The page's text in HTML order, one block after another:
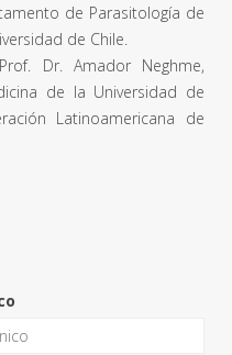
de Parasitología de
de Chile.
Dr. Amador Neghme,
de la Universidad de
Latinoamericana de